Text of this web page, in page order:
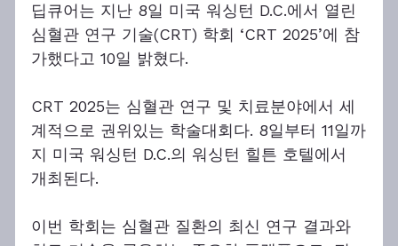
딥큐어는 지난 8일 미국 워싱턴 D.C.에서 열린
심혈관 연구 기술(CRT) 학회 ‘CRT 2025’에 참
가했다고 10일 밝혔다.
CRT 2025는 심혈관 연구 및 치료분야에서 세
계적으로 권위있는 학술대회다. 8일부터 11일까
지 미국 워싱턴 D.C.의 워싱턴 힐튼 호텔에서
개최된다.
이번 학회는 심혈관 질환의 최신 연구 결과와